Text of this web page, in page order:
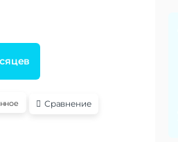
Сравнение